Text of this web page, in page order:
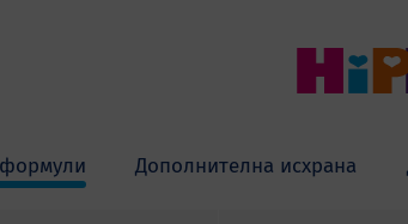
Дополнителна исхрана